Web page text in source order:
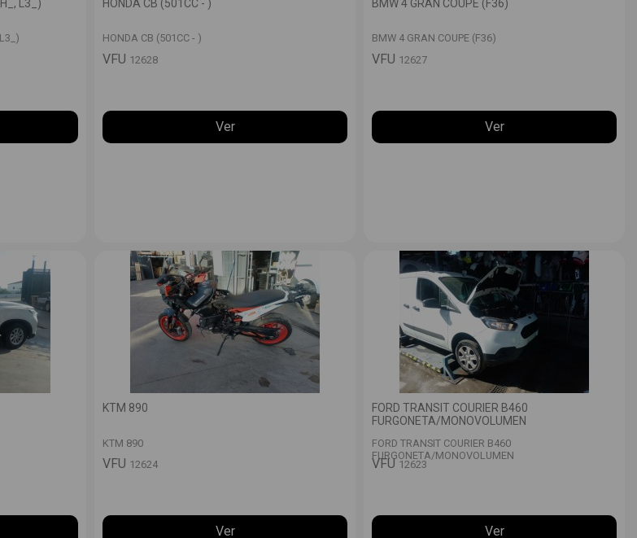
L3_) HONDA CB (501CC - )
HONDA CB (501CC - )
VFU 12628
Ver
BMW 4 GRAN COUPE (F36)
BMW 4 GRAN COUPE (F36)
VFU 12627
Ver
KTM 890
KTM 890
VFU 12624
Ver
FORD TRANSIT COURIER B460
FURGONETA/MONOVOLUMEN
FORD TRANSIT COURIER B460
FURGONETA/MONOVOLUMEN
VFU 12623
Ver